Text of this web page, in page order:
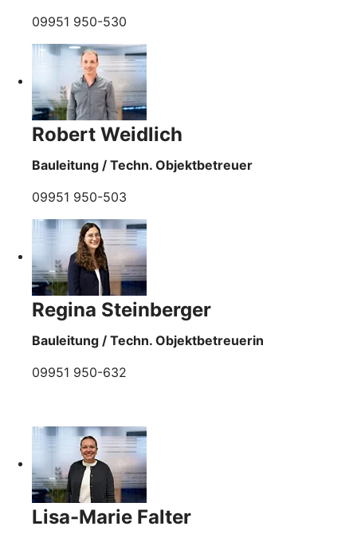
09951 950-530
Robert Weidlich
Bauleitung / Techn. Objektbetreuer
09951 950-503
Regina Steinberger
Bauleitung / Techn. Objektbetreuerin
09951 950-632
Lisa-Marie Falter